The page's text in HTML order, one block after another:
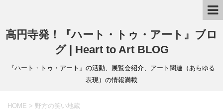
高円寺発！『ハート・トゥ・アート』ブロ
グ | Heart to Art BLOG
『ハート・トゥ・アート』の活動、展覧会紹介、アート関連（あらゆる
表現）の情報満載
HOME > 野方の笑い地蔵